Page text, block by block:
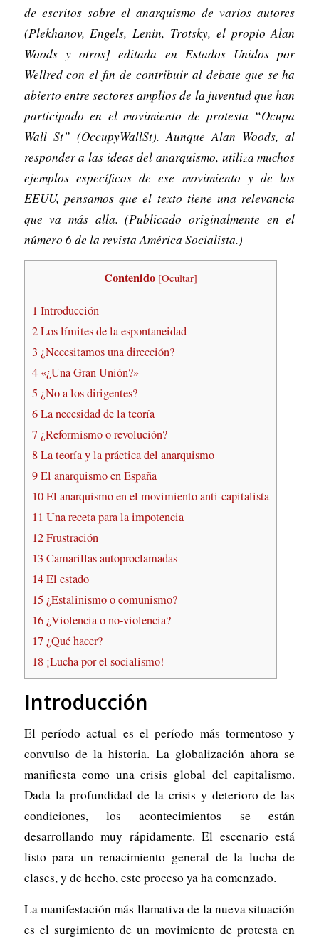
de escritos sobre el anarquismo de varios autores
(Plekhanov, Engels, Lenin, Trotsky, el propio Alan
Woods y otros] editada en Estados Unidos por
Wellred con el fin de contribuir al debate que se ha
abierto entre sectores amplios de la juventud que han
participado en el movimiento de protesta “Ocupa
Wall St” (OccupyWallSt). Aunque Alan Woods, al
responder a las ideas del anarquismo, utiliza muchos
ejemplos específicos de ese movimiento y de los
EEUU, pensamos que el texto tiene una relevancia
que va más alla. (Publicado originalmente en el
número 6 de la revista América Socialista.)
Contenido [Ocultar]
1 Introducción
2Los límites de la espontaneidad
3 ¿Necesitamos una dirección?
4«¿Una Gran Unión?»
5 ¿No a los dirigentes?
6La necesidad de la teoría
7¿Reformismo o revolución?
8La teoría y la práctica del anarquismo
9El anarquismo en España
10El anarquismo en el movimiento anti-capitalista
11 Una receta para la impotencia
12Frustración
13 Camarillas autoproclamadas
14El estado
15 ¿Estalinismo o comunismo?
16¿Violencia o no-violencia?
17¿Qué hacer?
18¡Lucha por el socialismo!
Introducción
El período actual es el período más tormentoso y
convulso de la historia. La globalización ahora se
manifiesta como una crisis global del capitalismo.
Dada la profundidad de la crisis y deterioro de las
condiciones, los acontecimientos se están
desarrollando muy rápidamente. El escenario está
listo para un renacimiento general de la lucha de
clases, y de hecho, este proceso ya ha comenzado.
La manifestación más llamativa de la nueva situación
es el surgimiento de un movimiento de protesta en